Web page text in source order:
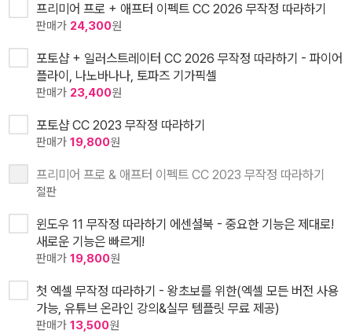
프리미어 프로 + 애프터 이펙트 CC 2026 무작정 따라하기
판매가 24,300원
포토샵 + 일러스트레이터 CC 2026 무작정 따라하기 - 파이어
플라이, 나노바나나, 토파즈 기가픽셀
판매가 23,400원
포토샵 CC 2023 무작정 따라하기
판매가 19,800원
프리미어 프로 & 애프터 이펙트 CC 2023 무작정 따라하기
절판
윈도우 11 무작정 따라하기 에센셜북 - 중요한 기능은 제대로!
새로운 기능은 빠르게!
판매가 19,800원
첫 엑셀 무작정 따라하기 - 왕초보를 위한(엑셀 모든 버전 사용
가능, 유튜브 온라인 강의&실무 템플릿 무료 제공)
판매가 13,500원